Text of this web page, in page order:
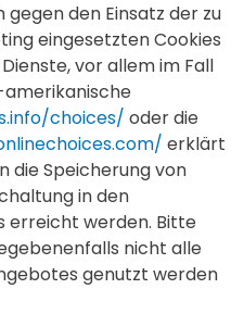
den Einsatz der zu
eingesetzten Cookies
vor allem im Fall
amerikanische
choices/ oder die
erklärt
die Speicherung von
in den
erreicht werden. Bitte
nicht alle
genutzt werden